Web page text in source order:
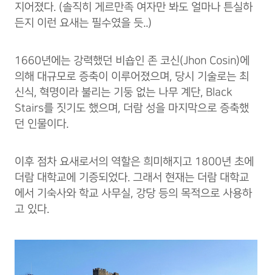
지어졌다. (솔직히 게르만족 여자만 봐도 얼마나 튼실하
든지 이런 요새는 필수였을 듯..)
1660년에는 강력했던 비숍인 존 코신(Jhon Cosin)에
의해 대규모로 증축이 이루어졌으며, 당시 기술로는 최
신식, 혁명이라 불리는 기둥 없는 나무 계단, Black
Stairs를 짓기도 했으며, 더람 성을 마지막으로 증축했
던 인물이다.
이후 점차 요새로서의 역할은 희미해지고 1800년 초에
더람 대학교에 기증되었다. 그래서 현재는 더람 대학교
에서 기숙사와 학교 사무실, 강당 등의 목적으로 사용하
고 있다.